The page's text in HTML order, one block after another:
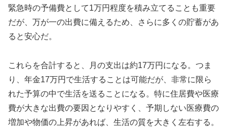
緊急時の予備費として1万円程度を積み立てることも重要
だが、万が一の出費に備えるため、さらに多くの貯蓄があ
ると安心だ。
これらを合計すると、月の支出は約17万円になる。つま
り、年金17万円で生活することは可能だが、非常に限ら
れた予算の中で生活を送ることになる。特に住居費や医療
費が大きな出費の要因となりやすく、予期しない医療費の
増加や物価の上昇があれば、生活の質を大きく左右する。